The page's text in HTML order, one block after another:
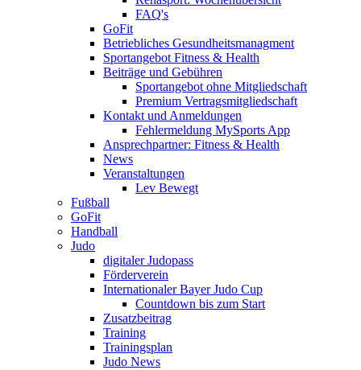
FAQ's
GoFit
Betriebliches Gesundheitsmanagment
Sportangebot Fitness & Health
Beiträge und Gebühren
Sportangebot ohne Mitgliedschaft
Premium Vertragsmitgliedschaft
Kontakt und Anmeldungen
Fehlermeldung MySports App
Ansprechpartner: Fitness & Health
News
Veranstaltungen
Lev Bewegt
Fußball
GoFit
Handball
Judo
digitaler Judopass
Förderverein
Internationaler Bayer Judo Cup
Countdown bis zum Start
Zusatzbeitrag
Training
Trainingsplan
Judo News